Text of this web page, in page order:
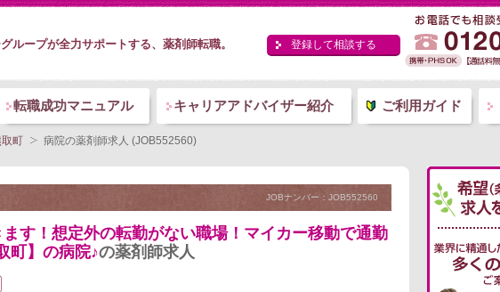
ループが全力サポートする、薬剤師転職。 登録して相談する
転職成功マニュアル キャリアアドバイザー紹介 ご利用ガイド
町 病院の薬剤師求人 (JOB552560)
JOBナンバー：JOB552560
す！想定外の転勤がない職場！マイカー移動で通勤
町】の病院♪の薬剤師求人